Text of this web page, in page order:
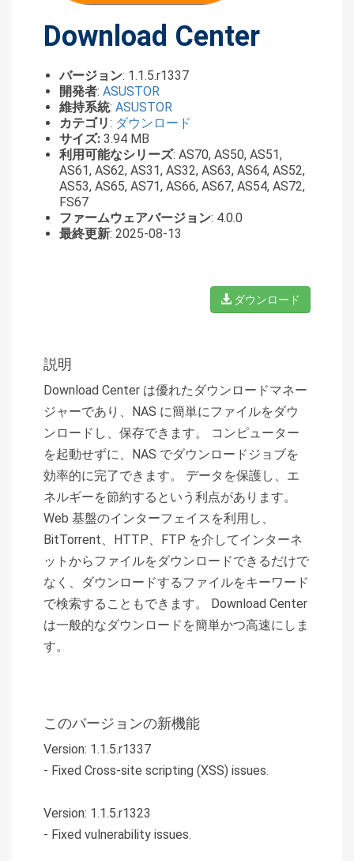
Download Center
バージョン: 1.1.5.r1337
開発者: ASUSTOR
維持系統: ASUSTOR
カテゴリ: ダウンロード
サイズ: 3.94 MB
利用可能なシリーズ: AS70, AS50, AS51,
AS61, AS62, AS31, AS32, AS63, AS64, AS52,
AS53, AS65, AS71, AS66, AS67, AS54, AS72,
FS67
ファームウェアバージョン: 4.0.0
最終更新: 2025-08-13
ダウンロード
説明
Download Center は優れたダウンロードマネー
ジャーであり、NAS に簡単にファイルをダウ
ンロードし、保存できます。 コンピューター
を起動せずに、NAS でダウンロードジョブを
効率的に完了できます。 データを保護し、エ
ネルギーを節約するという利点があります。
Web 基盤のインターフェイスを利用し、
BitTorrent、HTTP、FTP を介してインターネ
ットからファイルをダウンロードできるだけで
なく、ダウンロードするファイルをキーワード
で検索することもできます。 Download Center
は一般的なダウンロードを簡単かつ高速にしま
す。
このバージョンの新機能
Version: 1.1.5.r1337
- Fixed Cross-site scripting (XSS) issues.
Version: 1.1.5.r1323
- Fixed vulnerability issues.